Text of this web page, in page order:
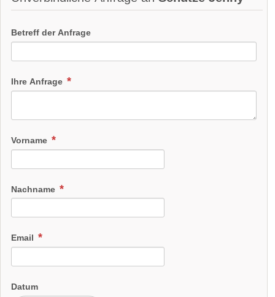
Betreff der Anfrage
Ihre Anfrage
Vorname
Nachname
Email
Datum